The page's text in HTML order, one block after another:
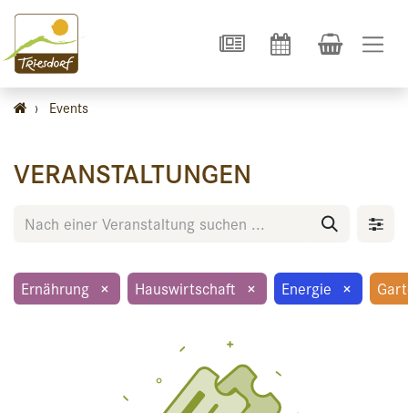
› Events
VERANSTALTUNGEN
Ernährung × Hauswirtschaft × Energie ×